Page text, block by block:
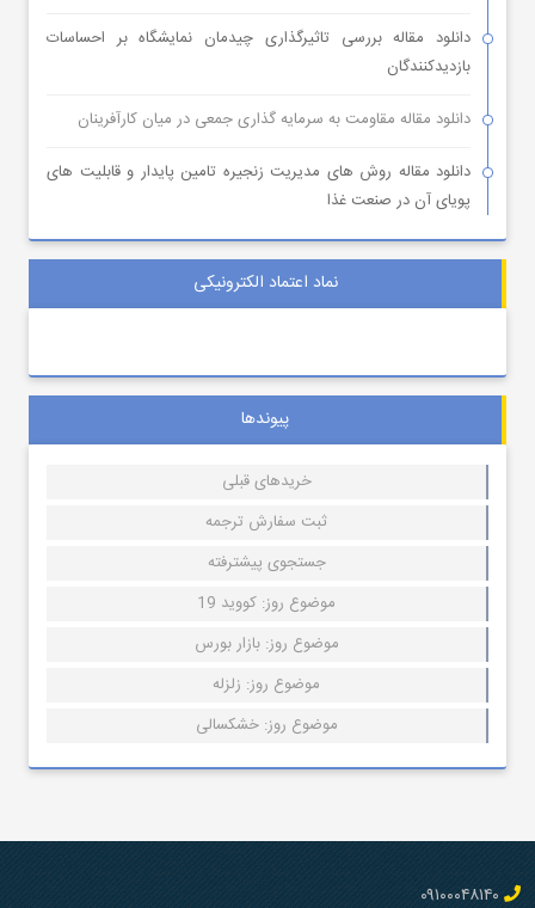
دانلود مقاله بررسی تاثیرگذاری چیدمان نمایشگاه بر احساسات
بازدیدکنندگان
دانلود مقاله مقاومت به سرمایه گذاری جمعی در میان کارآفرینان
دانلود مقاله روش های مدیریت زنجیره تامین پایدار و قابلیت های
پویای آن در صنعت غذا
نماد اعتماد الکترونیکی
پیوندها
خریدهای قبلی
ثبت سفارش ترجمه
جستجوی پیشترفته
موضوع روز: کووید 19
موضوع روز: بازار بورس
موضوع روز: زلزله
موضوع روز: خشکسالی